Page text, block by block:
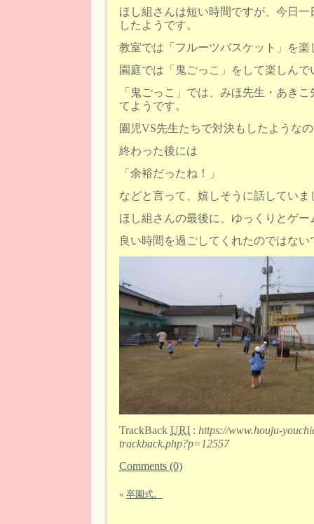
ほし組さんは短い時間ですが、今日
したようです。
教室では「フルーツバスケット」を楽
園庭では「鬼ごっこ」をして楽しんで
「鬼ごっこ」では、みほ先生・あき
てようです。
園児VS先生たちで対決もしたような
終わった後には
「余裕だったね！」
などと言って、嬉しそうに話していま
ほし組さんの最後に、ゆっくりとゲー
良い時間を過ごしてくれたのではない
TrackBack URI : https://www.houju-
trackback.php?p=12557
Comments (0)
« 卒園式。